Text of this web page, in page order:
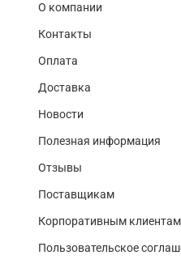
О компании
Контакты
Оплата
Доставка
Новости
Полезная информация
Отзывы
Поставщикам
Корпоративным
Пользовательское